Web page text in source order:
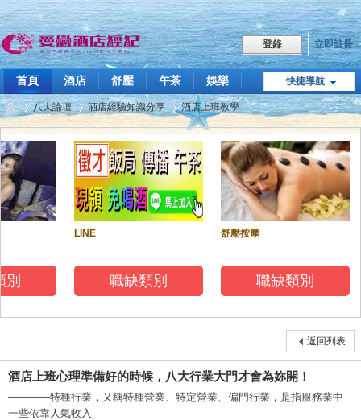
登錄 立即註冊
快捷導航
首頁 酒店 舒壓 午茶
娛樂
職缺
點我LINE 飯局傳播 技巧教學 關於我們
愛 »
八大論壇
›
酒店經驗知識分享
›
酒店上班教學
LINE
職缺類別
舒壓按摩
職缺類別
返回列表
酒店上班心理準備好的時候，八大行業大門才會為妳開！
————特種行業，又稱特種營業、特定營業、偏門行業，是指服務業中
一些依靠人氣收入